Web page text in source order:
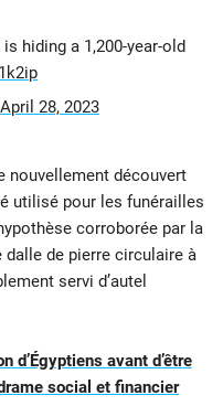
hiding a 1,200-year-old
April 28, 2023
nouvellement découvert
utilisé pour les funérailles
corroborée par la
dalle de pierre circulaire à
servi d’autel
d’Égyptiens avant d’être
social et financier